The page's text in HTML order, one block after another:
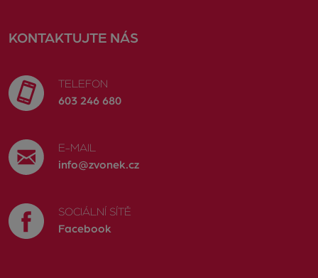
KONTAKTUJTE NÁS
TELEFON
603 246 680
E-MAIL
info@zvonek.cz
SOCIÁLNÍ SÍTĚ
Facebook